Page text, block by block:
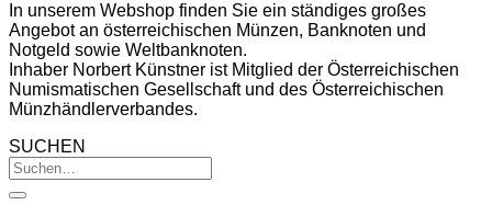
In unserem Webshop finden Sie ein ständiges großes
Angebot an österreichischen Münzen, Banknoten und
Notgeld sowie Weltbanknoten.
Inhaber Norbert Künstner ist Mitglied der Österreichischen
Numismatischen Gesellschaft und des Österreichischen
Münzhändlerverbandes.
SUCHEN